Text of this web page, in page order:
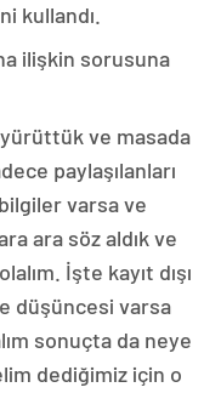
kullandı.
ilişkin sorusuna
ve masada
paylaşılanları
varsa ve
ara söz aldık ve
İşte kayıt dışı
düşüncesi varsa
sonuçta da neye
dediğimiz için o